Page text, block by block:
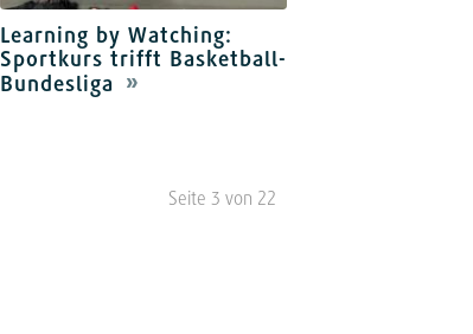
Learning by Watching:
Sportkurs trifft Basketball-
Bundesliga
Seite 3 von 22